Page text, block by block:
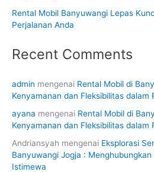
Rental Mobil Banyuwangi Lepas
Perjalanan Anda
Recent Comments
admin mengenai Rental Mobil di
Kenyamanan dan Fleksibilitas dalam
ayana mengenai Rental Mobil di
Kenyamanan dan Fleksibilitas dalam
Andriansyah mengenai Eksplorasi
Banyuwangi Jogja :
Istimewa